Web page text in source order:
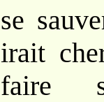
se
irait
faire